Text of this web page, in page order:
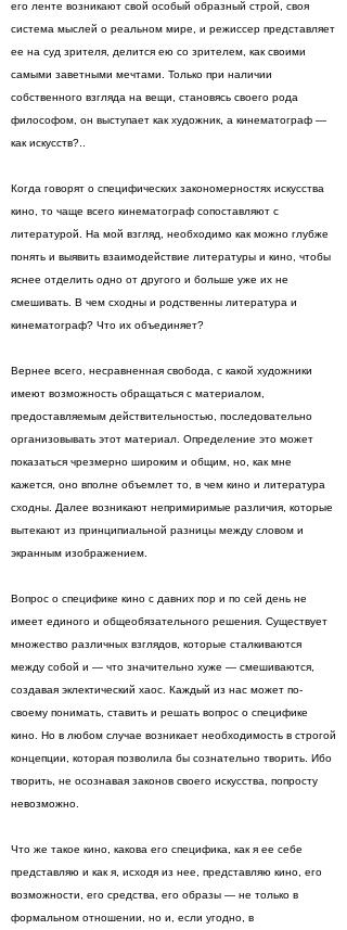
его ленте возникают свой особый образный строй, своя
система мыслей о реальном мире, и режиссер представляет
ее на суд зрителя, делится ею со зрителем, как своими
самыми заветными мечтами. Только при наличии
собственного взгляда на вещи, становясь своего рода
философом, он выступает как художник, а кинематограф —
как искусств?..
Когда говорят о специфических закономерностях искусства
кино, то чаще всего кинематограф сопоставляют с
литературой. На мой взгляд, необходимо как можно глубже
понять и выявить взаимодействие литературы и кино, чтобы
яснее отделить одно от другого и больше уже их не
смешивать. В чем сходны и родственны литература и
кинематограф? Что их объединяет?
Вернее всего, несравненная свобода, с какой художники
имеют возможность обращаться с материалом,
предоставляемым действительностью, последовательно
oрганизовывать этот материал. Определение это может
показаться чрезмерно широким и общим, но, как мне
кажется, оно вполне объемлет то, в чем кино и литература
сходны. Далее возникают непримиримые различия, которые
вытекают из принципиальной разницы между словом и
экранным изображением.
Вопрос о специфике кино с давних пор и по сей день не
имеет единого и общеобязательного решения. Существует
множество различных взглядов, которые сталкиваются
между собой и — что значительно хуже — смешиваются,
создавая эклектический хаос. Каждый из нас может по-
своему понимать, ставить и решать вопрос о специфике
кино. Но в любом случае возникает необходимость в строгой
концепции, которая позволила бы сознательно творить. Ибо
творить, не осознавая законов своего искусства, попросту
невозможно.
Что же такое кино, какова его специфика, как я ее себе
представляю и как я, исходя из нее, представляю кино, его
возможности, его средства, его образы — не только в
формальном отношении, но и, если угодно, в